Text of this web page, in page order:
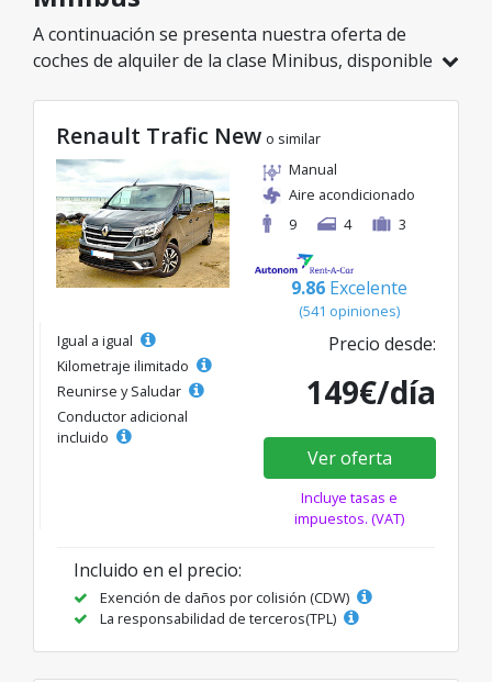
A continuación se presenta nuestra oferta de
coches de alquiler de la clase Minibus, disponible
la categoría seleccionada, con tarifas excelentes
desde solo 110€/día.
Renault Trafic New o similar
Manual
Aire acondicionado
9
4 3
9.86 Excelente
(541 opiniones)
Igual a igual
Kilometraje ilimitado
Reunirse y Saludar
Conductor adicional
incluido
Precio desde:
149€/día
Ver oferta
Incluye tasas e
impuestos. (VAT)
Incluido en el precio:
Exención de daños por colisión (CDW)
La responsabilidad de terceros(TPL)